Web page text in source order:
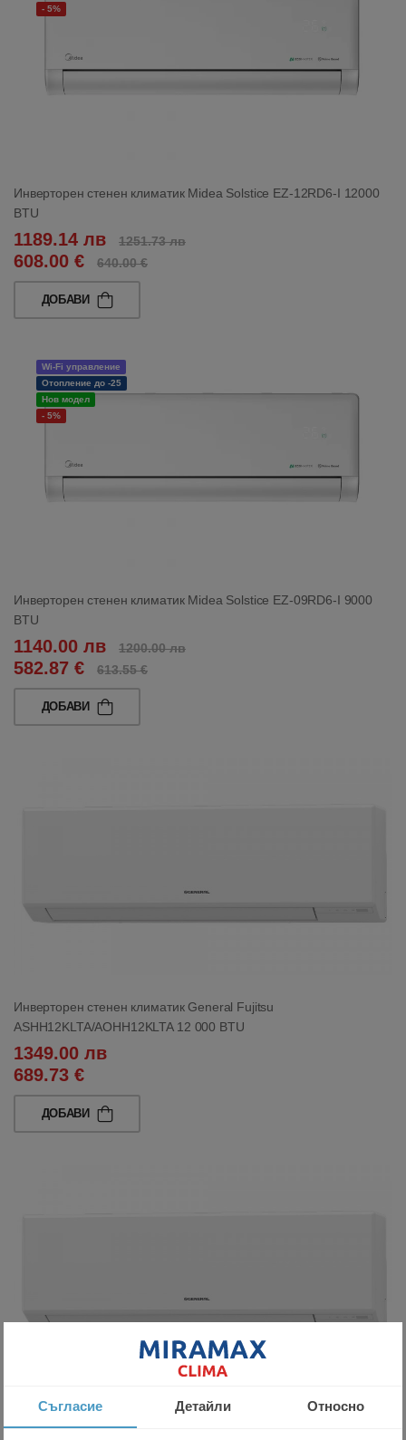
- 5%
Инверторен стенен климатик Midea Solstice EZ-12RD6-I 12000
BTU
1189.14 лв 1251.73 лв
608.00 € 640.00 €
ДОБАВИ
Wi-Fi управление
Отопление до -25
Нов модел
- 5%
Инверторен стенен климатик Midea Solstice EZ-09RD6-I 9000
BTU
1140.00 лв 1200.00 лв
582.87 € 613.55 €
ДОБАВИ
Инверторен стенен климатик General Fujitsu
ASHH12KLTA/AOHH12KLTA 12 000 BTU
1349.00 лв
689.73 €
ДОБАВИ
Инверторен стенен климатик General Fujitsu
Съгласие Детайли Относно